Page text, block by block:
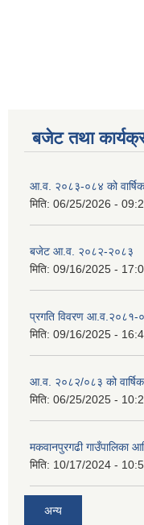
बजेट तथा
आ.व. २०८३-०८४ को
मिति: 06/25/2026 -
बजेट आ.व. २०८२-२०८३
मिति: 09/16/2025 -
प्रगति विवरण आ.व.२०८१-
मिति: 09/16/2025 -
आ.व. २०८२/०८३ को
मिति: 06/25/2025 -
मकवानपुरगढी गाउँपालिका
मिति: 10/17/2024 -
अन्य